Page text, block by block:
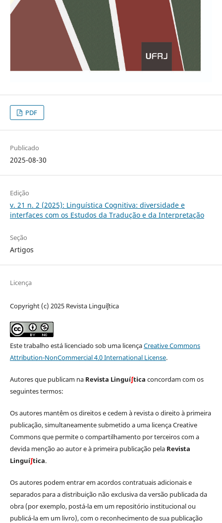
PDF
Publicado
2025-08-30
Edição
v. 21 n. 2 (2025): Linguística Cognitiva: diversidade e
interfaces com os Estudos da Tradução e da Interpretação
Seção
Artigos
Licença
Copyright (c) 2025 Revista Linguíʃtica
Este trabalho está licenciado sob uma licençaCreative Commons
Attribution-NonCommercial 4.0 International License.
Autores que publicam na Revista Linguí∫tica concordam com os
seguintes termos:
Os autores mantêm os direitos e cedem à revista o direito à primeira
publicação, simultaneamente submetido a uma licença Creative
Commons que permite o compartilhamento por terceiros com a
devida menção ao autor e à primeira publicação pela Revista
Linguí∫tica.
Os autores podem entrar em acordos contratuais adicionais e
separados para a distribuição não exclusiva da versão publicada da
obra (por exemplo, postá-la em um repositório institucional ou
publicá-la em um livro), com o reconhecimento de sua publicação